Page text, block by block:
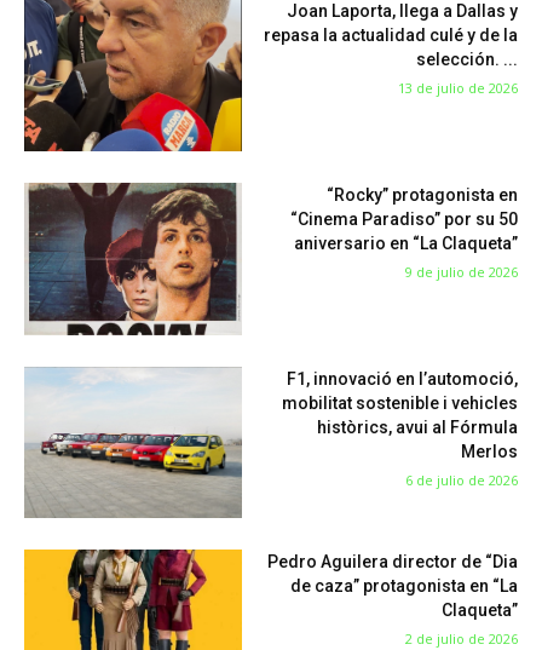
Joan Laporta, llega a Dallas y
repasa la actualidad culé y de la
selección. ...
13 de julio de 2026
“Rocky” protagonista en
“Cinema Paradiso” por su 50
aniversario en “La Claqueta”
9 de julio de 2026
F1, innovació en l’automoció,
mobilitat sostenible i vehicles
històrics, avui al Fórmula
Merlos
6 de julio de 2026
Pedro Aguilera director de “Dia
de caza” protagonista en “La
Claqueta”
2 de julio de 2026